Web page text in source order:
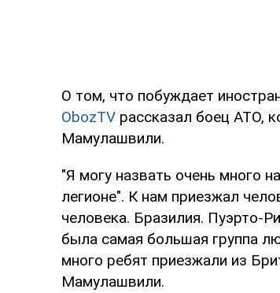
О том, что побуждает
ObozTV рассказал боец АТО,
Мамулашвили.
"Я могу назвать очень много
легионе". К нам приезжал
человека. Бразилия.
была самая большая группа
много ребят приезжали из
Мамулашвили.